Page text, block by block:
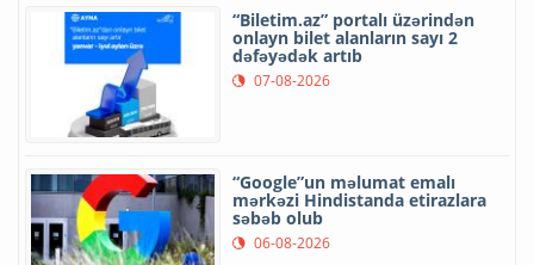
“Biletim.az” portalı üzərindən
onlayn bilet alanların sayı 2
dəfəyədək artıb
07-08-2026
“Google”un məlumat emalı
mərkəzi Hindistanda etirazlara
səbəb olub
06-08-2026